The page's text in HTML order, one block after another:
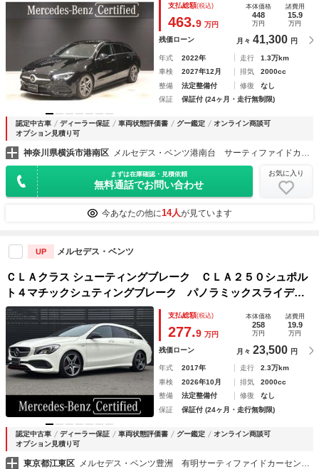
支払総額(税込)
463.9 万円
本体価格
448
万円
諸費用
15.9
万円
残価ローン 月々 41,300 円
年式 2022年 走行
1.3万km
車検
2027年12月 排気
2000cc
整備
法定整備付 修復
なし
保証
保証付 (24ヶ月・走行無制限)
認定中古車 ディーラー保証 車両状態評価書 グー鑑定
オンライン商談可
オプション見積り可
神奈川県横浜市港南区 メルセデス・ベンツ港南台 サーティファイドカーセンター（株）シュテルン世田谷
まずは在庫確認・見積依頼
無料通話でお問い合わせ
お気に入り
今あなたの他に14人が見ています
UP メルセデス・ベンツ
ＣＬＡクラス シューティングブレーク ＣＬＡ２５０シュポル
ト４マチックシュティングブレーク パノラミックスライディ
ングルーフ／ＡＭＧラインパッケージ／ＡＭＧレザーエクスク
ルーシブパッケージ／アダプティブダンピングシステム／Ａｐ
ｐｌｅＣａｒＰｌａｙ／ＡｎｄｒｏｉｄＡｕｔｏ／ｈａｒｍａ
ｎ／ｋａｒ
支払総額(税込)
277.9 万円
本体価格
258
万円
諸費用
19.9
万円
残価ローン 月々 23,500 円
年式 2017年 走行
2.3万km
車検
2026年10月 排気
2000cc
整備
法定整備付 修復
なし
保証
保証付 (24ヶ月・走行無制限)
認定中古車 ディーラー保証 車両状態評価書 グー鑑定
オンライン商談可
オプション見積り可
東京都江東区